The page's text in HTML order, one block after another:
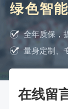
绿色智
全年质保，
量身定制、
在线留